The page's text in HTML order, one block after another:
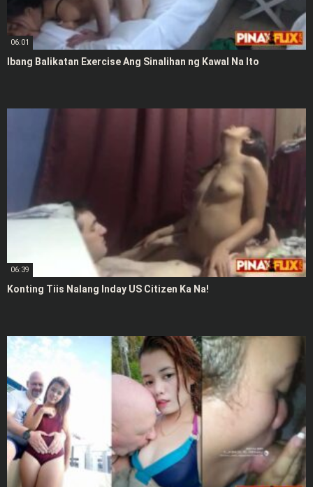
06:01
Ibang Balikatan Exercise Ang Sinalihan ng Kawal Na Ito
06:39
Konting Tiis Nalang Inday US Citizen Ka Na!